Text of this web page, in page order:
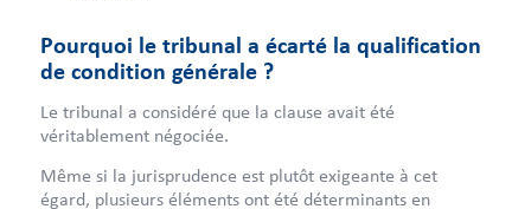
Pourquoi le tribunal a écarté la qualification
de condition générale ?
Le tribunal a considéré que la clause avait été
véritablement négociée.
Même si la jurisprudence est plutôt exigeante à cet
égard, plusieurs éléments ont été déterminants en